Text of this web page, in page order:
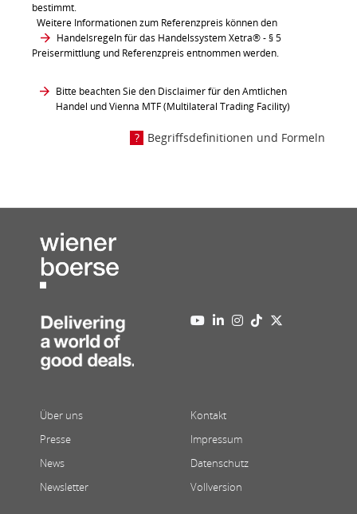
bestimmt.
Weitere Informationen zum Referenzpreis können den
Handelsregeln für das Handelssystem Xetra®- § 5
Preisermittlung und Referenzpreis entnommen werden.
Bitte beachten Sie den Disclaimer für den Amtlichen
Handel und Vienna MTF (Multilateral Trading Facility)
Begriffsdefinitionen und Formeln
Über uns
Presse
News
Newsletter
Kontakt
Impressum
Datenschutz
Vollversion